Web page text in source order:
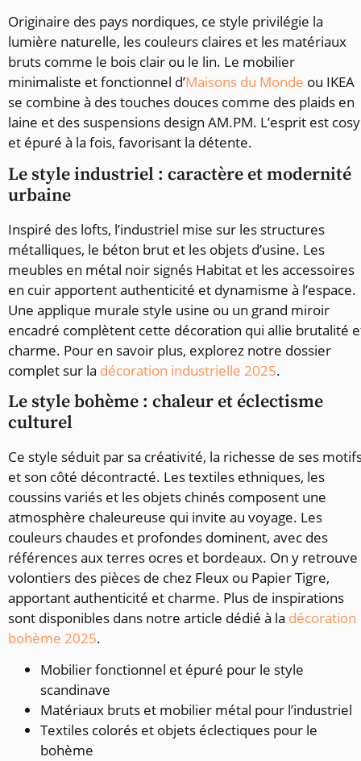
Originaire des pays nordiques, ce style privilégie la
lumière naturelle, les couleurs claires et les matériaux
bruts comme le bois clair ou le lin. Le mobilier
minimaliste et fonctionnel d’Maisons du Monde ou IKEA
se combine à des touches douces comme des plaids en
laine et des suspensions design AM.PM. L’esprit est cosy
et épuré à la fois, favorisant la détente.
Le style industriel : caractère et modernité
urbaine
Inspiré des lofts, l’industriel mise sur les structures
métalliques, le béton brut et les objets d’usine. Les
meubles en métal noir signés Habitat et les accessoires
en cuir apportent authenticité et dynamisme à l’espace.
Une applique murale style usine ou un grand miroir
encadré complètent cette décoration qui allie brutalité
charme. Pour en savoir plus, explorez notre dossier
complet sur la décoration industrielle 2025.
Le style bohème : chaleur et éclectisme
culturel
Ce style séduit par sa créativité, la richesse de ses
et son côté décontracté. Les textiles ethniques, les
coussins variés et les objets chinés composent une
atmosphère chaleureuse qui invite au voyage. Les
couleurs chaudes et profondes dominent, avec des
références aux terres ocres et bordeaux. On y retrouve
volontiers des pièces de chez Fleux ou Papier Tigre,
apportant authenticité et charme. Plus de inspirations
sont disponibles dans notre article dédié à la décoration
bohème 2025.
Mobilier fonctionnel et épuré pour le style
scandinave
Matériaux bruts et mobilier métal pour l’industriel
Textiles colorés et objets éclectiques pour le
bohème